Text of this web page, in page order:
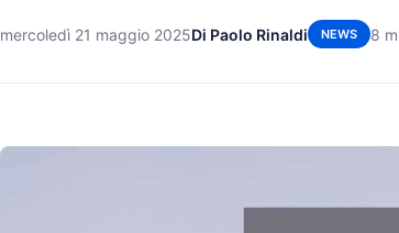
mercoledì 21 maggio 2025Di Paolo Rinaldi NEWS 8